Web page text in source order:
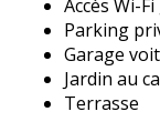
Accès Wi-
Parking
Garage
Jardin au
Terrasse